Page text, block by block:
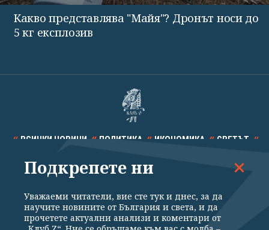
Какво представлява "Майя"? Дронът носи до
5 кг експлозив
ВСИЧКИ НОВИНИ ПОЛИТИКА ИКОНОМИКА СВЕТЪТ
СПОРТ КУЛТУРА ТЕХНОЛОГИИ КАЛЕЙДОСКОП
Подкрепете ни
Уважаеми читатели, вие сте тук и днес, за да
научите новините от България и света, и да
прочетете актуални анализи и коментари от